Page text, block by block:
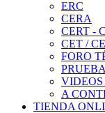
ERC
CERA
CERT -
CET /
FORO
A
TIENDA